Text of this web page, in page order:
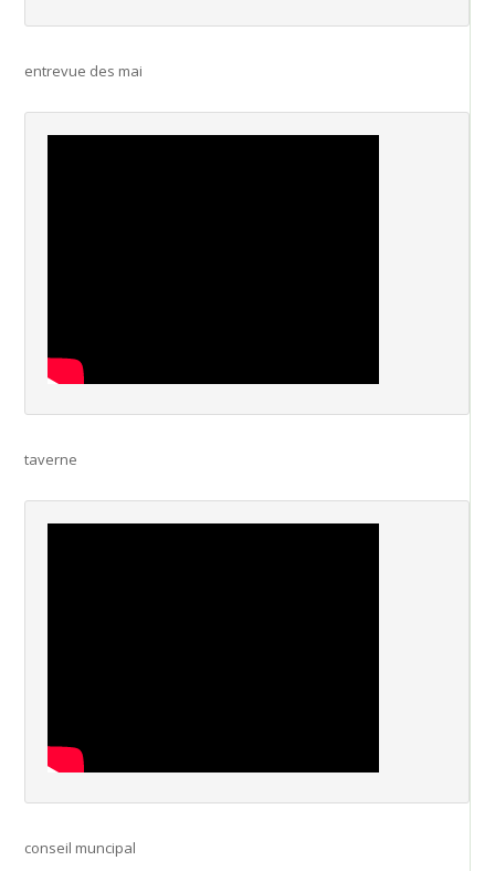
entrevue des mai
taverne
conseil muncipal